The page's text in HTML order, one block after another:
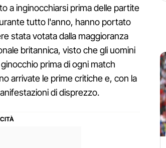
a inginocchiarsi prima delle partite
tutto l'anno, hanno portato
stata votata dalla maggioranza
britannica, visto che gli uomini
prima di ogni match
arrivate le prime critiche e, con la
di disprezzo.